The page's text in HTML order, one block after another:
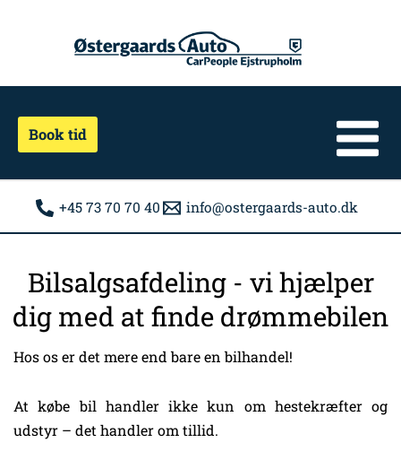
Book tid
+45 73 70 70 40 info@ostergaards-auto.dk
Bilsalgsafdeling - vi hjælper
dig med at finde drømmebilen
Hos os er det mere end bare en bilhandel!
At købe bil handler ikke kun om hestekræfter og
udstyr – det handler om tillid.